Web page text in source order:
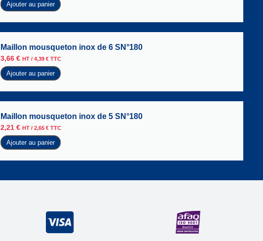
Ajouter au panier
Maillon mousqueton inox de 6 SN°180
3,66 € HT / 4,39 € TTC
Ajouter au panier
Maillon mousqueton inox de 5 SN°180
2,21 € HT / 2,65 € TTC
Ajouter au panier